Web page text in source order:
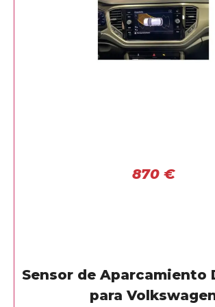
870 €
Sensor de Aparcamiento
para